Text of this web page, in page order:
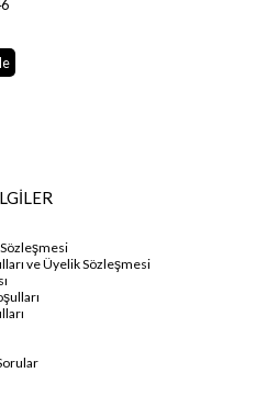
ve Üyelik Sözleşmesi